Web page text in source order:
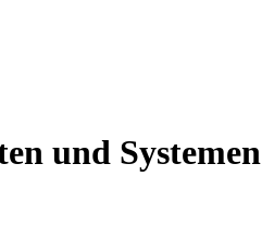
und Systemen